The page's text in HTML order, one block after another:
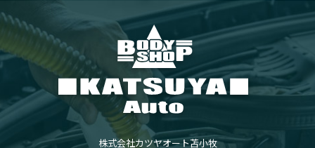
株式会社カツヤオート苫小牧